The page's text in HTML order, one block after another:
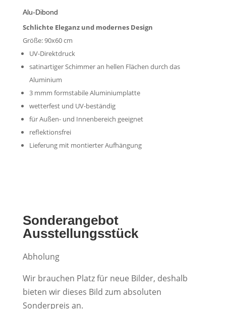
Alu-Dibond
Schlichte Eleganz und modernes Design
Größe: 90x60 cm
UV-Direktdruck
satinartiger Schimmer an hellen Flächen durch das
Aluminium
3 mmm formstabile Aluminiumplatte
wetterfest und UV-beständig
für Außen- und Innenbereich geeignet
reflektionsfrei
Lieferung mit montierter Aufhängung
Sonderangebot
Ausstellungsstück
Abholung
Wir brauchen Platz für neue Bilder, deshalb
bieten wir dieses Bild zum absoluten
Sonderpreis an.